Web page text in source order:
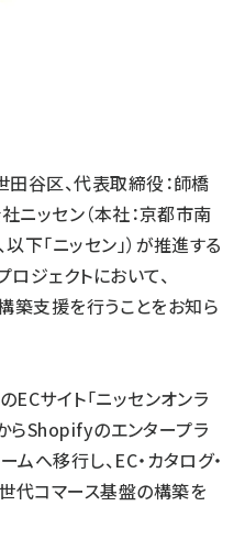
谷区、代表取締役：師橋
ニッセン（本社：京都市南
下「ニッセン」）が推進する
ジェクトにおいて、
築支援を行うことをお知ら
ECサイト「ニッセンオンラ
らShopifyのエンタープラ
ムへ移行し、EC・カタログ・
代コマース基盤の構築を